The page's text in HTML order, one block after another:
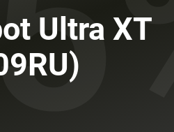
Ultra XT